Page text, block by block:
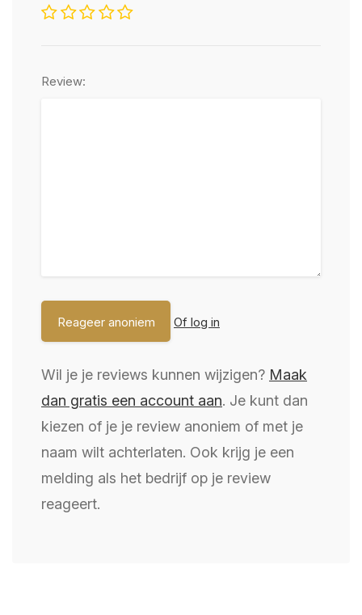
Review:
Of log in
Wil je je reviews kunnen wijzigen? Maak
dan gratis een account aan. Je kunt dan
kiezen of je je review anoniem of met je
naam wilt achterlaten. Ook krijg je een
melding als het bedrijf op je review
reageert.